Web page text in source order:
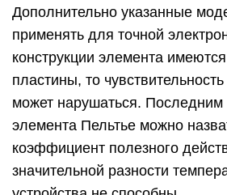
Дополнительно указанные
применять для точной
конструкции элемента
пластины, то
может нарушаться. Последним
элемента Пельтье можно
коэффициент полезного
значительной разности